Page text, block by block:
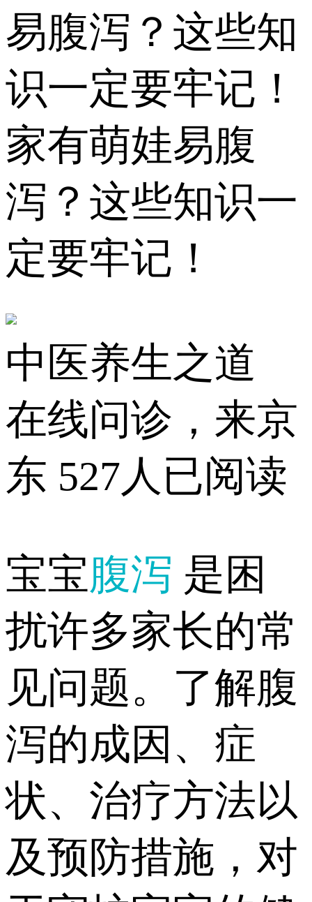
易腹泻？这些知
识一定要牢记！
家有萌娃易腹
泻？这些知识一
定要牢记！
中医养生之道
在线问诊，来京
东 527人已阅读
宝宝腹泻 是困
扰许多家长的常
见问题。了解腹
泻的成因、症
状、治疗方法以
及预防措施，对